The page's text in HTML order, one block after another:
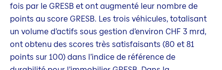
fois par le GRESB et ont augmenté leur nombre de
points au score GRESB. Les trois véhicules, totalisant
un volume d’actifs sous gestion d’environ CHF 3 mrd,
ont obtenu des scores très satisfaisants (80 et 81
points sur 100) dans l’indice de référence de